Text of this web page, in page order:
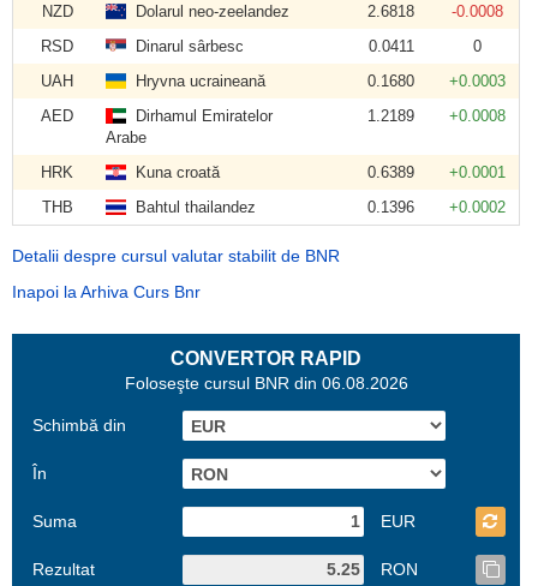
NZD
Dolarul neo-zeelandez 2.6818
-0.0008
RSD
Dinarul sârbesc 0.0411
0
UAH
Hryvna ucraineană 0.1680
+0.0003
AED
Dirhamul Emiratelor
Arabe
1.2189 +0.0008
HRK Kuna croată 0.6389
+0.0001
THB
Bahtul thailandez 0.1396 +0.0002
Detalii despre cursul valutar stabilit de BNR
Inapoi la Arhiva Curs Bnr
CONVERTOR RAPID
Foloseşte cursul BNR din 06.08.2026
Schimbă din
În
Suma EUR
Rezultat RON